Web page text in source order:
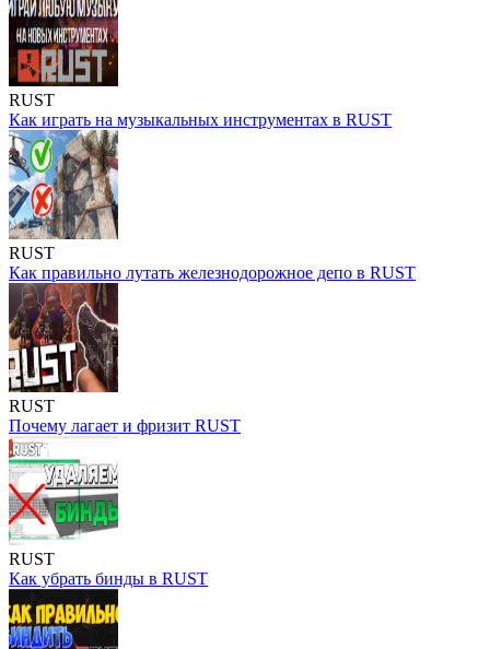
RUST
Как играть на музыкальных инструментах в RUST
RUST
Как правильно лутать железнодорожное депо в RUST
RUST
Почему лагает и фризит RUST
RUST
Как убрать бинды в RUST